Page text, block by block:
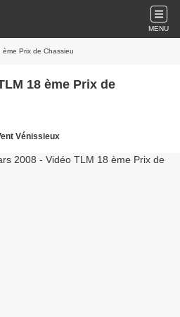
MENU
Prix de Chassieu
18 ème Prix de
Vénissieux